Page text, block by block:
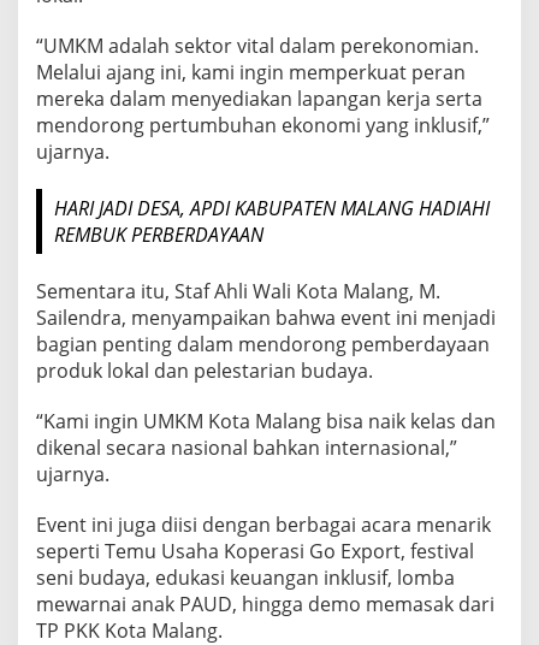
“UMKM adalah sektor vital dalam perekonomian.
Melalui ajang ini, kami ingin memperkuat peran
mereka dalam menyediakan lapangan kerja serta
mendorong pertumbuhan ekonomi yang inklusif,”
ujarnya.
HARI JADI DESA, APDI KABUPATEN MALANG HADIAHI
REMBUK PERBERDAYAAN
Sementara itu, Staf Ahli Wali Kota Malang, M.
Sailendra, menyampaikan bahwa event ini menjadi
bagian penting dalam mendorong pemberdayaan
produk lokal dan pelestarian budaya.
“Kami ingin UMKM Kota Malang bisa naik kelas dan
dikenal secara nasional bahkan internasional,”
ujarnya.
Event ini juga diisi dengan berbagai acara menarik
seperti Temu Usaha Koperasi Go Export, festival
seni budaya, edukasi keuangan inklusif, lomba
mewarnai anak PAUD, hingga demo memasak dari
TP PKK Kota Malang.